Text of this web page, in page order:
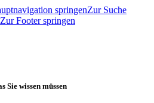
springenZur Suche
Zur Footer springen
Sie wissen müssen